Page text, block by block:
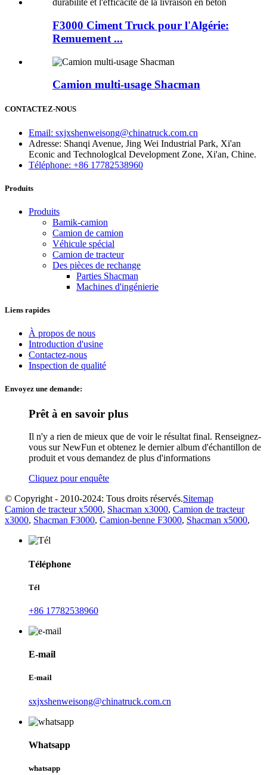
F3000 Ciment Truck pour l'Algérie:
Remuement ...
Camion multi-usage Shacman
CONTACTEZ-NOUS
Email: sxjxshenweisong@chinatruck.com.cn
Adresse: Shanqi Avenue, Jing Wei Industrial Park, Xi'an
Econic and Technologlcal Development Zone, Xi'an, Chine.
Téléphone: +86 17782538960
Produits
Produits
Bamik-camion
Camion de camion
Véhicule spécial
Camion de tracteur
Des pièces de rechange
Parties Shacman
Machines d'ingénierie
Liens rapides
À propos de nous
Introduction d'usine
Contactez-nous
Inspection de qualité
Envoyez une demande:
Prêt à en savoir plus
Il n'y a rien de mieux que de voir le résultat final. Renseignez-
vous sur NewFun et obtenez le dernier album d'échantillon de
produit et vous demandez de plus d'informations
Cliquez pour enquête
© Copyright - 2010-2024: Tous droits réservés.Sitemap
Camion de tracteur x5000, Shacman x3000, Camion de tracteur
x3000, Shacman F3000, Camion-benne F3000, Shacman x5000,
Téléphone
Tél
+86 17782538960
E-mail
E-mail
sxjxshenweisong@chinatruck.com.cn
Whatsapp
whatsapp